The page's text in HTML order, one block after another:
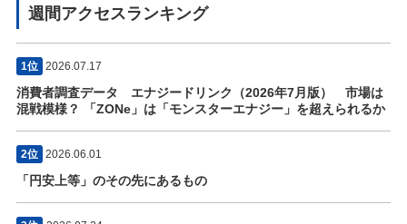
週間アクセスランキング
1位 2026.07.17
消費者調査データ エナジードリンク（2026年7月版） 市場は
混戦模様？ 「ZONe」は「モンスターエナジー」を超えられるか
2位 2026.06.01
「円安上等」のその先にあるもの